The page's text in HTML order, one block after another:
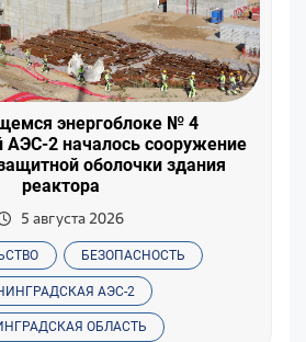
энергоблоке № 4
АЭС-2 началось сооружение
оболочки здания
реактора
5 августа 2026
БЕЗОПАСНОСТЬ
АЭС-2
ОБЛАСТЬ